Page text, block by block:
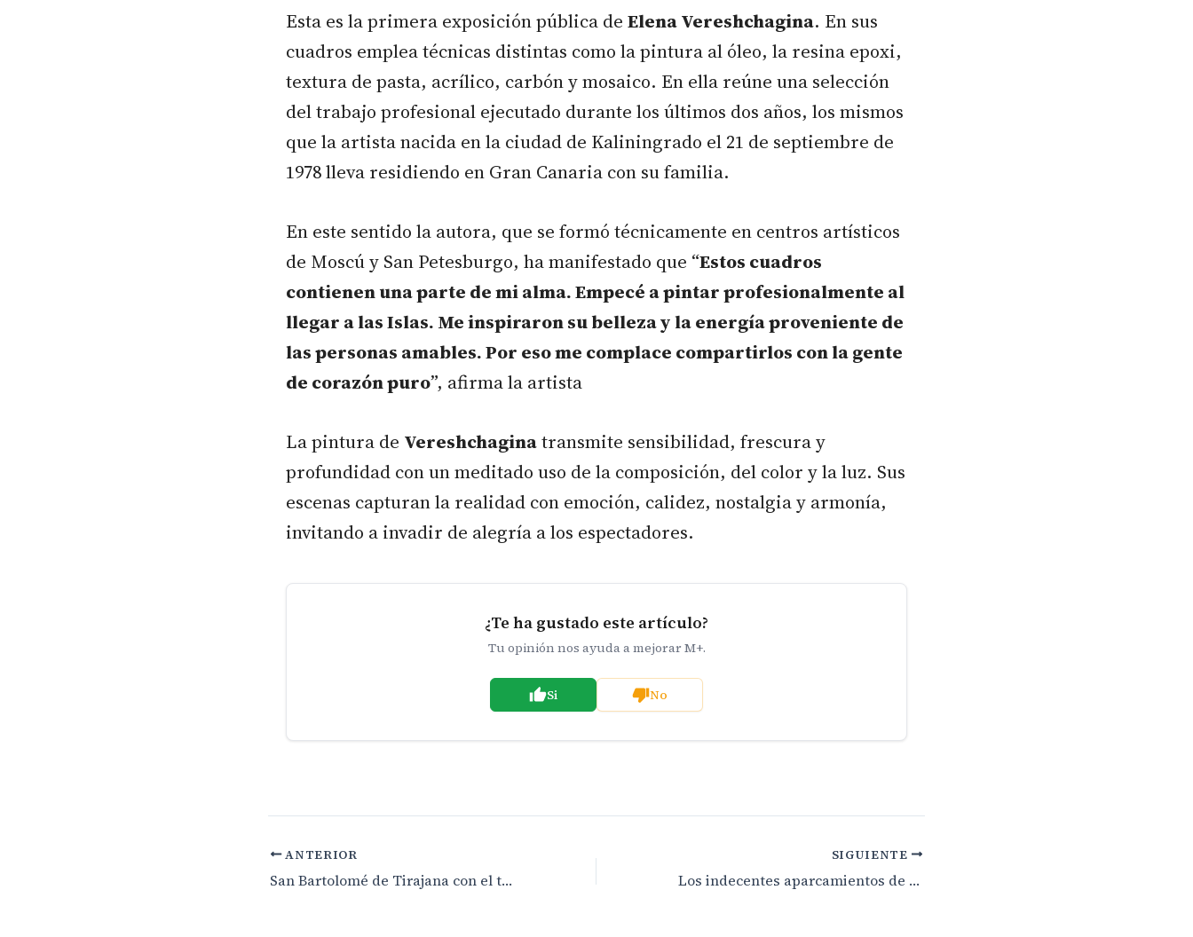
Esta es la primera exposición pública de Elena Vereshchagina. En sus
cuadros emplea técnicas distintas como la pintura al óleo, la resina epoxi,
textura de pasta, acrílico, carbón y mosaico. En ella reúne una selección
del trabajo profesional ejecutado durante los últimos dos años, los mismos
que la artista nacida en la ciudad de Kaliningrado el 21 de septiembre de
1978 lleva residiendo en Gran Canaria con su familia.
En este sentido la autora, que se formó técnicamente en centros artísticos
de Moscú y San Petesburgo, ha manifestado que “Estos cuadros
contienen una parte de mi alma. Empecé a pintar profesionalmente al
llegar a las Islas. Me inspiraron su belleza y la energía proveniente de
las personas amables. Por eso me complace compartirlos con la gente
de corazón puro”, afirma la artista
La pintura de Vereshchaginatransmite sensibilidad, frescura y
profundidad con un meditado uso de la composición, del color y la luz. Sus
escenas capturan la realidad con emoción, calidez, nostalgia y armonía,
invitando a invadir de alegría a los espectadores.
¿Te ha gustado este artículo?
Tu opinión nos ayuda a mejorar M+.
Si No
ANTERIOR
San Bartolomé de Tirajana con el tejido social y el futuro de las ONG´s
SIGUIENTE
Los indecentes aparcamientos de Bellavista